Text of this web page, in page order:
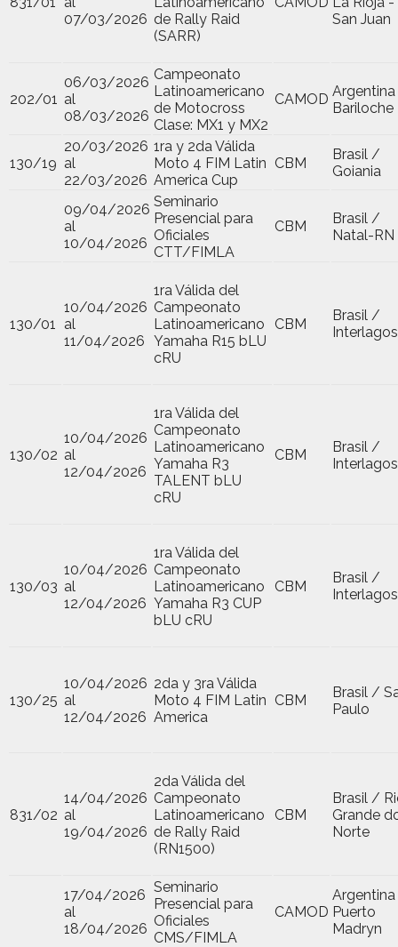
07/03/2026 de Rally Raid
(SARR)
San Juan
202/01
06/03/2026
al
08/03/2026
Campeonato
Latinoamericano
de Motocross
Clase: MX1 y MX2
CAMOD
Bariloche
130/19
20/03/2026
al
22/03/2026
1ra y 2da Válida
Moto 4 FIM Latin
America Cup
CBM
Brasil /
Goiania
09/04/2026
al
10/04/2026
Seminario
Presencial para
Oficiales
CTT/FIMLA
CBM
Brasil /
Natal-RN
130/01
10/04/2026
al
11/04/2026
1ra Válida del
Campeonato
Latinoamericano
Yamaha R15 bLU
cRU
CBM
Brasil /
Interlagos
130/02
10/04/2026
al
12/04/2026
1ra Válida del
Campeonato
Latinoamericano
Yamaha R3
TALENT bLU
cRU
CBM
Brasil /
Interlagos
130/03
10/04/2026
al
12/04/2026
1ra Válida del
Campeonato
Latinoamericano
Yamaha R3 CUP
bLU cRU
CBM
Brasil /
Interlagos
130/25
10/04/2026
al
12/04/2026
2da y 3ra Válida
Moto 4 FIM Latin
America
CBM
Brasil /
Paulo
831/02
14/04/2026
al
19/04/2026
2da Válida del
Campeonato
Latinoamericano
de Rally Raid
(RN1500)
CBM
Brasil /
Grande
Norte
17/04/2026
al
18/04/2026
Seminario
Presencial para
Oficiales
CMS/FIMLA
CAMOD Puerto
Madryn